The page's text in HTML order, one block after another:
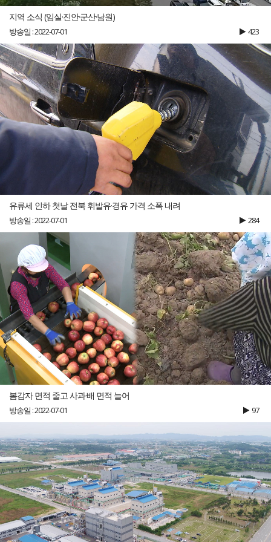
지역 소식 (임실·진안·군산·남원)
방송일 : 2022-07-01 423
유류세 인하 첫날 전북 휘발유·경유 가격 소폭 내려
방송일 : 2022-07-01 284
봄감자 면적 줄고 사과·배 면적 늘어
방송일 : 2022-07-01 97